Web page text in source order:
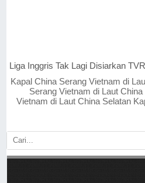
Liga Inggris Tak Lagi Disiarkan
Kapal China Serang Vietnam di
Serang Vietnam di Laut
Vietnam di Laut China Selatan